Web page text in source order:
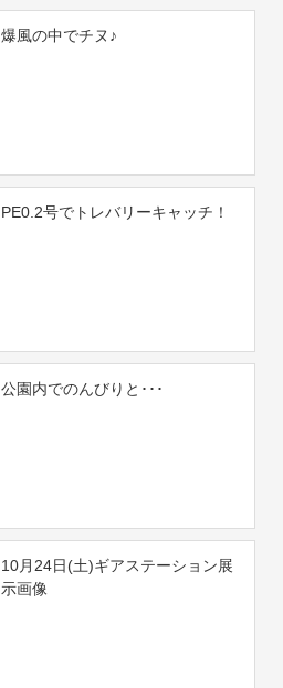
爆風の中でチヌ♪
PE0.2号でトレバリーキャッチ！
公園内でのんびりと･･･
10月24日(土)ギアステーション展
示画像